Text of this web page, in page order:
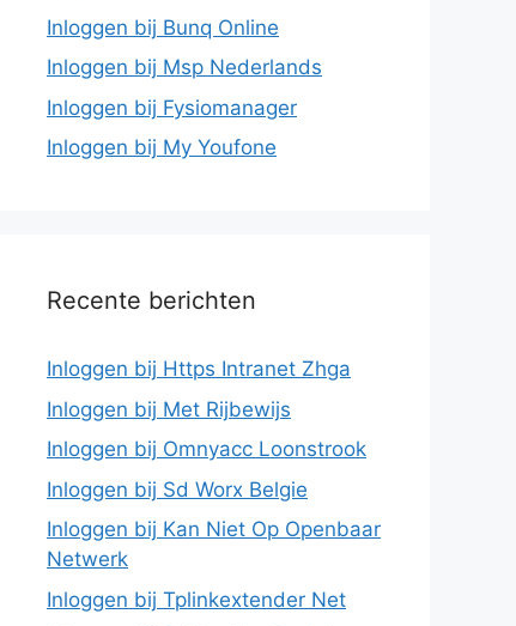
Inloggen bij Bunq Online
Inloggen bij Msp Nederlands
Inloggen bij Fysiomanager
Inloggen bij My Youfone
Recente berichten
Inloggen bij Https Intranet Zhga
Inloggen bij Met Rijbewijs
Inloggen bij Omnyacc Loonstrook
Inloggen bij Sd Worx Belgie
Inloggen bij Kan Niet Op Openbaar
Netwerk
Inloggen bij Tplinkextender Net